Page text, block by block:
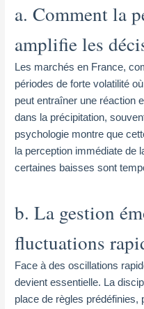
a. Comment la
amplifie les
Les marchés en France,
périodes de forte volatilité
peut entraîner une réaction
dans la précipitation,
psychologie montre que
la perception immédiate de
certaines baisses sont
b. La gestion
fluctuations
Face à des oscillations
devient essentielle. La
place de règles prédéfinies,